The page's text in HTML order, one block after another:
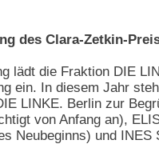
des Clara-Zetkin-
lädt die Fraktion DIE
ein. In diesem Jahr
LINKE. Berlin zur
von Anfang an),
Neubeginns) und